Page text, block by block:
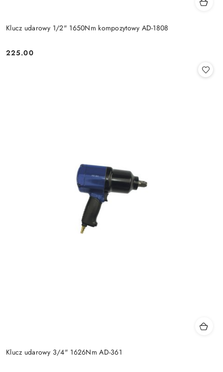
Klucz udarowy 1/2" 1650Nm kompozytowy AD-1808
Cena:
225.00
Klucz udarowy 3/4" 1626Nm AD-361